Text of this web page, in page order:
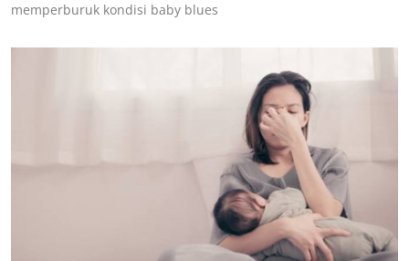
memperburuk kondisi baby blues